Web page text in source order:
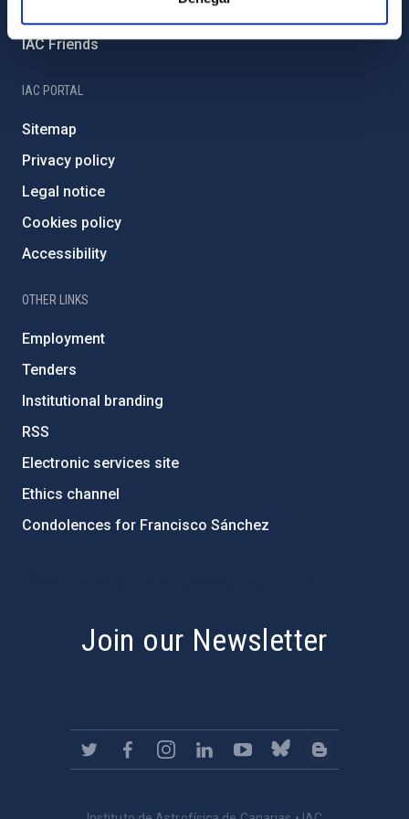
IAC Friends
IAC PORTAL
Sitemap
Privacy policy
Legal notice
Cookies policy
Accessibility
OTHER LINKS
Employment
Tenders
Institutional branding
RSS
Electronic services site
Ethics channel
Condolences for Francisco Sánchez
Join our Newsletter